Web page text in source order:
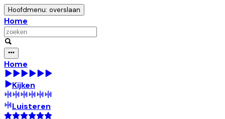
Hoofdmenu: overslaan
Home
Home
Kijken
Luisteren